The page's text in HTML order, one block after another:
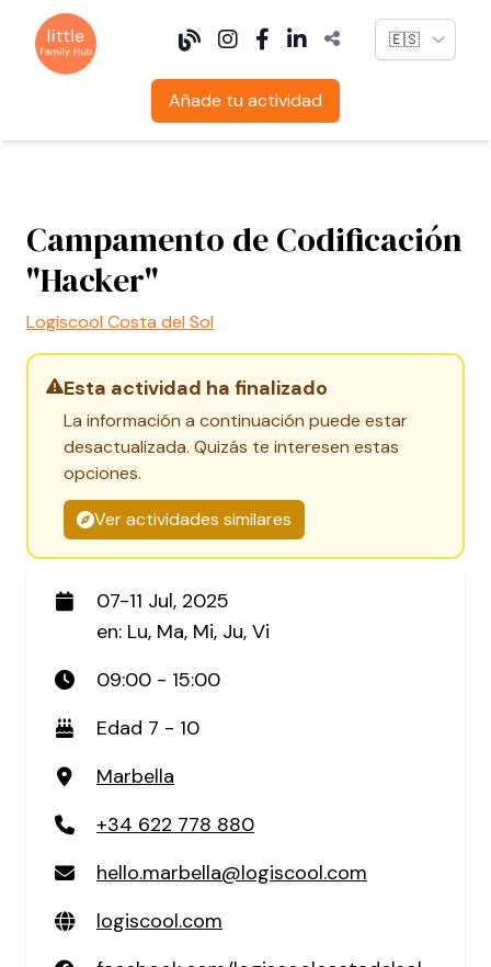
Language
Añade tu actividad
Campamento de Codificación
"Hacker"
Logiscool Costa del Sol
Esta actividad ha finalizado
La información a continuación puede estar
desactualizada. Quizás te interesen estas
opciones.
Ver actividades similares
07-11 Jul, 2025
en: Lu, Ma, Mi, Ju, Vi
09:00 - 15:00
Edad 7 - 10
Marbella
+34 622 778 880
hello.marbella@logiscool.com
logiscool.com